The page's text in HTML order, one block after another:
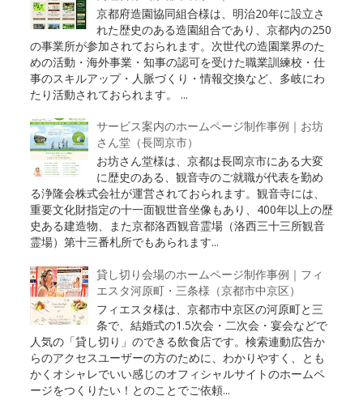
京都府造園協同組合様は、明治20年に設立さ
れた歴史のある造園組合であり、京都内の250
の事業所が参加されておられます。次世代の造園業界のた
めの活動・海外事業・知事の認可を受けた職業訓練校・仕
事のスキルアップ・人脈づくり・情報交換など、多岐にわ
たり活動されておられます。 ...
サービス案内のホームページ制作事例｜お坊
さん堂（長岡京市）
お坊さん堂様は、京都は長岡京市にある大変
に歴史のある、観音寺のご就職が代表を勤め
る浄隆会株式会社が運営されておられます。観音寺には、
重要文化財指定の十一面観世音坐像もあり、400年以上の歴
史ある建造物、また京都洛西観音霊場（洛西三十三所観音
霊場）第十三番札所でもあられます...
貸し切り会場のホームページ制作事例｜フィ
エスタ河原町・三条様（京都市中京区）
フィエスタ様は、京都市中京区の河原町と三
条で、結婚式の1.5次会・二次会・宴会などで
人気の「貸し切り」のできる飲食店です。検索連動広告か
らのアクセスユーザーの方のために、わかりやすく、とも
かくオシャレでいい感じのオフィシャルサイトのホームペ
ージをつくりたい！とのことでご依頼...